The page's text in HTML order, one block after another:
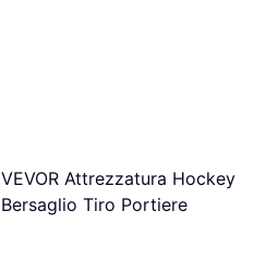
VEVOR Attrezzatura Hockey
Bersaglio Tiro Portiere